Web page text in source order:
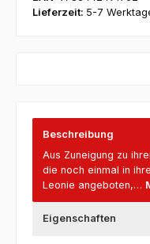
Lieferzeit: 5-7
Beschreibung
Aus Zuneigung zu
die noch einmal in
Leonie angeboten,…
Eigenschaften